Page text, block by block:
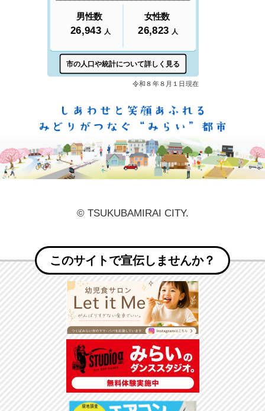
© TSUKUBAMIRAI CITY.
このサイトで宣伝しませんか？